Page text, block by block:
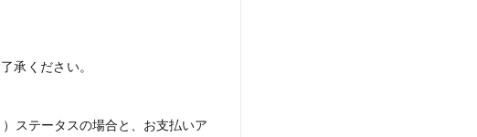
承ください。
）ステータスの場合と、お支払いア